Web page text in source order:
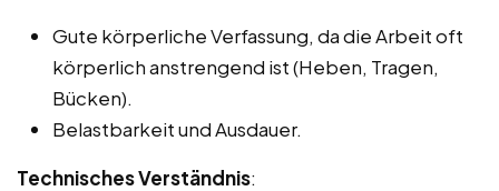
Gute körperliche Verfassung, da die Arbeit oft
körperlich anstrengend ist (Heben, Tragen,
Bücken).
Belastbarkeit und Ausdauer.
Technisches Verständnis: